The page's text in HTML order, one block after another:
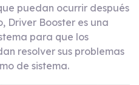
puedan ocurrir después
Driver Booster es una
para que los
resolver sus problemas
de sistema.